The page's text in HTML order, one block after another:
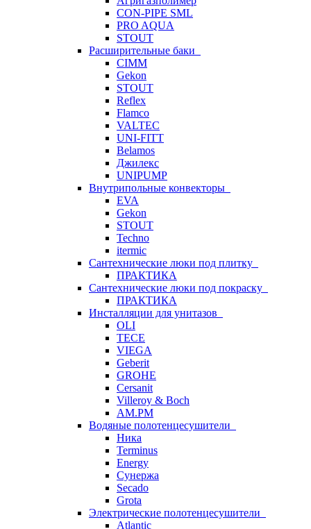
CON-PIPE SML
PRO AQUA
STOUT
Расширительные баки
CIMM
Gekon
STOUT
Reflex
Flamco
VALTEC
UNI-FITT
Belamos
Джилекс
UNIPUMP
Внутрипольные конвекторы
EVA
Gekon
STOUT
Techno
itermic
Сантехнические люки под плитку
ПРАКТИКА
Сантехнические люки под покраску
ПРАКТИКА
Инсталляции для унитазов
OLI
TECE
VIEGA
Geberit
GROHE
Cersanit
Villeroy & Boch
AM.PM
Водяные полотенцесушители
Ника
Terminus
Energy
Сунержа
Secado
Grota
Электрические полотенцесушители
Atlantic